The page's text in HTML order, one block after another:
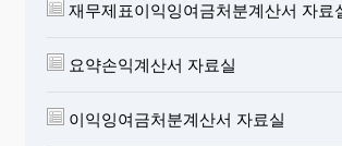
재무제표이익잉여금처분계산서 자료
요약손익계산서 자료실
이익잉여금처분계산서 자료실